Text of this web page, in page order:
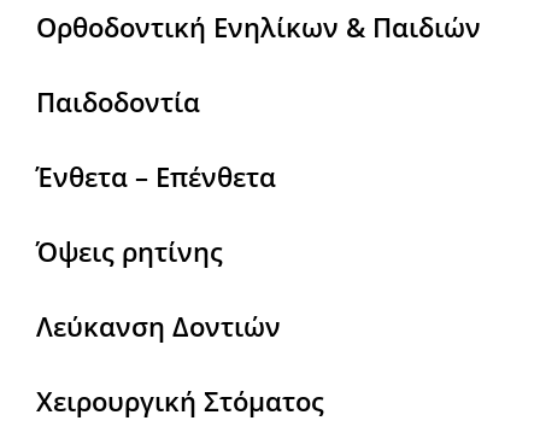
Ορθοδοντική Ενηλίκων & Παιδιών
Παιδοδοντία
Ένθετα – Επένθετα
Όψεις ρητίνης
Λεύκανση Δοντιών
Χειρουργική Στόματος